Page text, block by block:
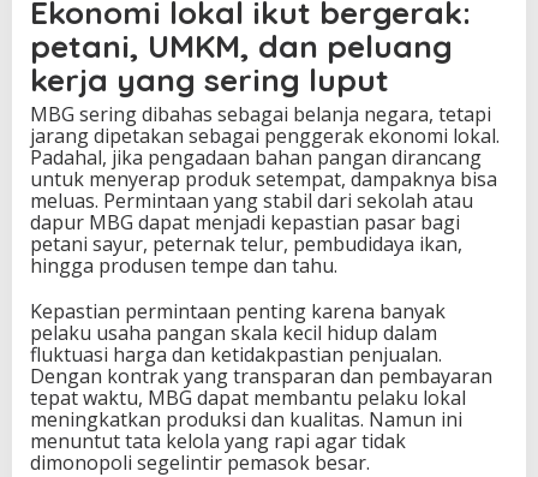
Ekonomi lokal ikut bergerak:
petani, UMKM, dan peluang
kerja yang sering luput
MBG sering dibahas sebagai belanja negara, tetapi
jarang dipetakan sebagai penggerak ekonomi lokal.
Padahal, jika pengadaan bahan pangan dirancang
untuk menyerap produk setempat, dampaknya bisa
meluas. Permintaan yang stabil dari sekolah atau
dapur MBG dapat menjadi kepastian pasar bagi
petani sayur, peternak telur, pembudidaya ikan,
hingga produsen tempe dan tahu.
Kepastian permintaan penting karena banyak
pelaku usaha pangan skala kecil hidup dalam
fluktuasi harga dan ketidakpastian penjualan.
Dengan kontrak yang transparan dan pembayaran
tepat waktu, MBG dapat membantu pelaku lokal
meningkatkan produksi dan kualitas. Namun ini
menuntut tata kelola yang rapi agar tidak
dimonopoli segelintir pemasok besar.